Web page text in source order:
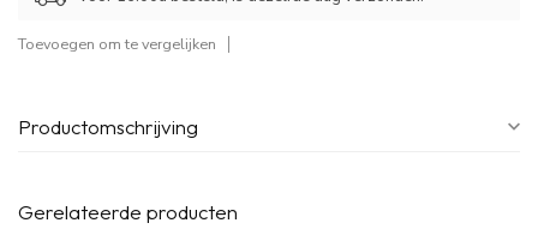
Toevoegen om te vergelijken
Productomschrijving
Gerelateerde producten